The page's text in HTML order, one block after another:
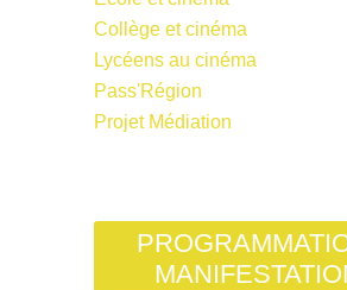
Collège et cinéma
Lycéens au cinéma
Pass'Région
Projet Médiation